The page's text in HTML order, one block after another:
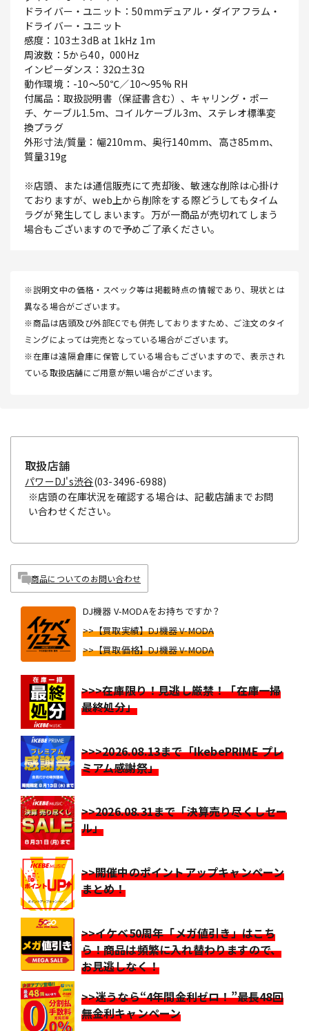
ドライバー・ユニット：50mmデュアル・ダイアフラム・
ドライバー・ユニット
感度：103±3dB at 1kHz 1m
周波数：5から40，000Hz
インピーダンス：32Ω±3Ω
動作環境：-10～50℃／10～95% RH
付属品：取扱説明書（保証書含む）、キャリング・ポー
チ、ケーブル1.5m、コイルケーブル3m、ステレオ標準変
換プラグ
外形寸法/質量：幅210mm、奥行140mm、高さ85mm、
質量319g
※店頭、または通信販売にて売却後、敏速な削除は心掛け
ておりますが、web上から削除をする際どうしてもタイム
ラグが発生してしまいます。万が一商品が売切れてしまう
場合もございますので予めご了承ください。
※説明文中の価格・スペック等は掲載時点の情報であり、現状とは
異なる場合がございます。
※商品は店頭及び外部ECでも併売しておりますため、ご注文のタイ
ミングによっては完売となっている場合がございます。
※在庫は遠隔倉庫に保管している場合もございますので、表示され
ている取扱店舗にご用意が無い場合がございます。
取扱店舗
パワーDJ's渋谷(03-3496-6988)
※店頭の在庫状況を確認する場合は、記載店舗までお問
い合わせください。
商品についてのお問い合わせ
DJ機器 V-MODAをお持ちですか？
>>【買取実績】DJ機器 V-MODA
>>【買取価格】DJ機器 V-MODA
>>>在庫限り！見逃し厳禁！「在庫一掃
最終処分」
>>>2026.08.13まで「IkebePRIME プレ
ミアム感謝祭」
>>2026.08.31まで「決算売り尽くしセー
ル」
>>開催中のポイントアップキャンペーン
まとめ！
>>イケベ50周年「メガ値引き」はこち
ら！商品は頻繁に入れ替わりますので、
お見逃しなく！
>>迷うなら“4年間金利ゼロ！”最長48回
無金利キャンペーン